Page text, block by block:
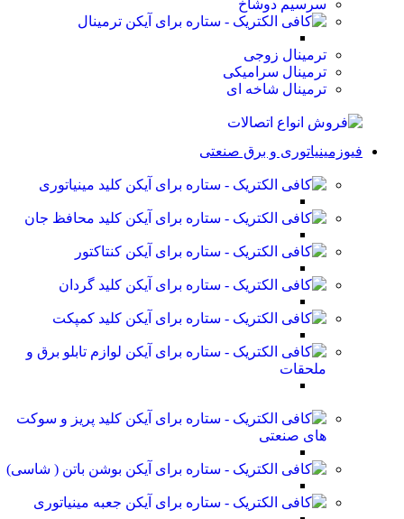
سرسیم دوشاخ
ترمینال
ترمینال زوجی
ترمینال سرامیکی
ترمینال شاخه ای
فیوزمینیاتوری و برق صنعتی
کلید مینیاتوری
کلید محافظ جان
کنتاکتور
کلید گردان
کلید کمپکت
لوازم تابلو برق و
ملحقات
کلید پریز و سوکت
های صنعتی
بوشن باتن ( شاسی)
جعبه مینیاتوری